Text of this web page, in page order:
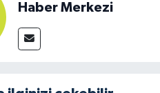
Haber Merkezi